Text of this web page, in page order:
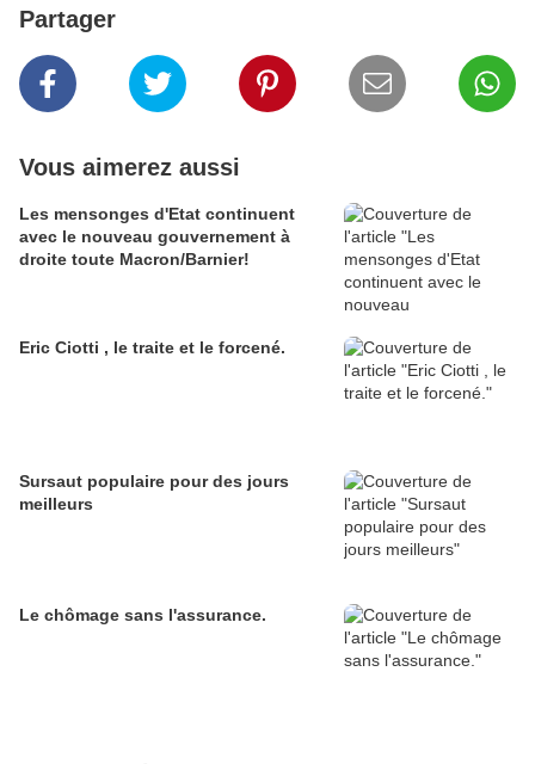
Partager
Vous aimerez aussi
Les mensonges d'Etat continuent
avec le nouveau gouvernement à
droite toute Macron/Barnier!
Eric Ciotti , le traite et le forcené.
Sursaut populaire pour des jours
meilleurs
Le chômage sans l'assurance.